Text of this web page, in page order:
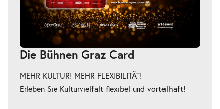
Die Bühnen Graz Card
MEHR KULTUR! MEHR FLEXIBILITÄT!
Erleben Sie Kulturvielfalt flexibel und vorteilhaft!